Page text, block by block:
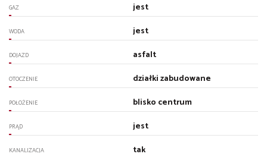
GAZ jest
WODA jest
DOJAZD asfalt
OTOCZENIE działki zabudowane
POŁOŻENIE blisko centrum
PRĄD jest
KANALIZACJA tak